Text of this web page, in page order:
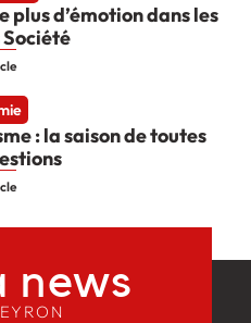
plus d’émotion dans les
: la saison de toutes
news​